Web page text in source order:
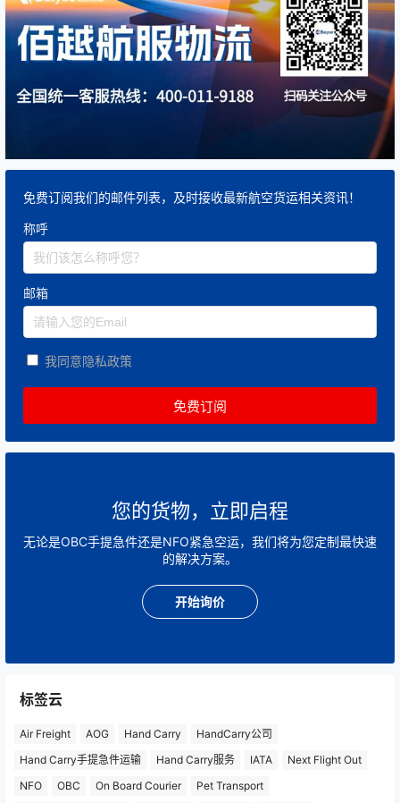
免费订阅我们的邮件列表，及时接收最新航空货运相关资讯！
称呼
邮箱
我同意隐私政策
您的货物，立即启程
无论是OBC手提急件还是NFO紧急空运，我们将为您定制最快速
的解决方案。
开始询价
标签云
Air Freight AOG Hand Carry
HandCarry公司
Hand Carry手提急件运输
Hand Carry服务 IATA
Next Flight Out
NFO
OBC On Board Courier
Pet Transport